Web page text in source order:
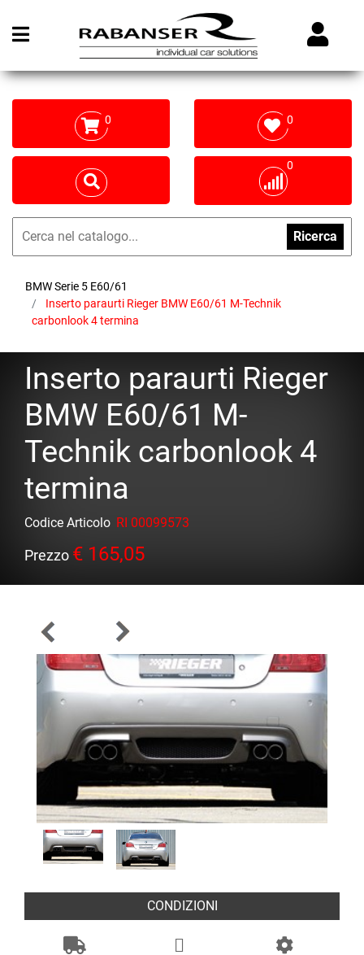
Open menu
0 0
0
Ricerca
BMW Serie 5 E60/61
Inserto paraurti Rieger BMW E60/61 M-Technik
carbonlook 4 termina
Inserto paraurti Rieger
BMW E60/61 M-
Technik carbonlook 4
termina
Codice Articolo RI 00099573
Prezzo € 165,05
CONDIZIONI